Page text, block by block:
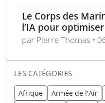
Le Corps des
l’IA pour
équipements
par Pierre Thomas •
LES CATÉGORIES
Afrique Armée de l'Air